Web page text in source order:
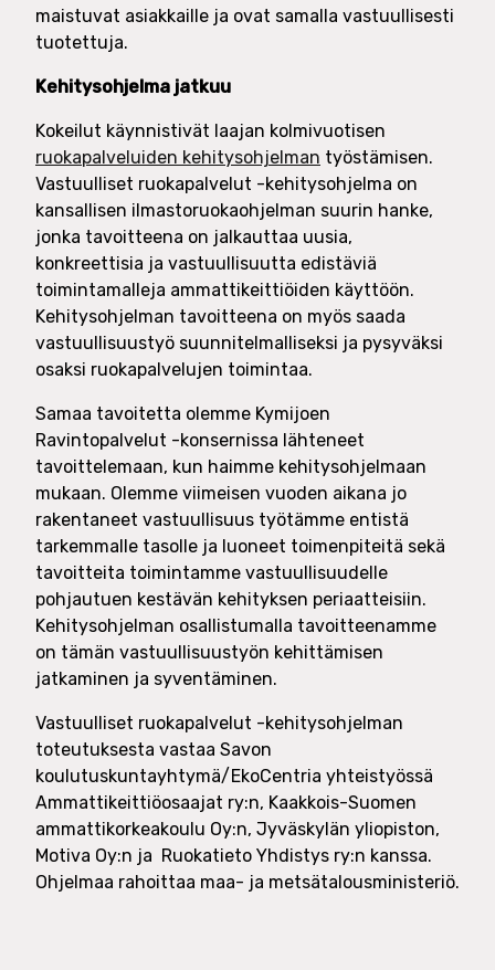
maistuvat asiakkaille ja ovat samalla vastuullisesti
tuotettuja.
Kehitysohjelma jatkuu
Kokeilut käynnistivät laajan kolmivuotisen
ruokapalveluiden kehitysohjelman työstämisen.
Vastuulliset ruokapalvelut -kehitysohjelma on
kansallisen ilmastoruokaohjelman suurin hanke,
jonka tavoitteena on jalkauttaa uusia,
konkreettisia ja vastuullisuutta edistäviä
toimintamalleja ammattikeittiöiden käyttöön.
Kehitysohjelman tavoitteena on myös saada
vastuullisuustyö suunnitelmalliseksi ja pysyväksi
osaksi ruokapalvelujen toimintaa.
Samaa tavoitetta olemme Kymijoen
Ravintopalvelut -konsernissa lähteneet
tavoittelemaan, kun haimme kehitysohjelmaan
mukaan. Olemme viimeisen vuoden aikana jo
rakentaneet vastuullisuus työtämme entistä
tarkemmalle tasolle ja luoneet toimenpiteitä sekä
tavoitteita toimintamme vastuullisuudelle
pohjautuen kestävän kehityksen periaatteisiin.
Kehitysohjelman osallistumalla tavoitteenamme
on tämän vastuullisuustyön kehittämisen
jatkaminen ja syventäminen.
Vastuulliset ruokapalvelut -kehitysohjelman
toteutuksesta vastaa Savon
koulutuskuntayhtymä/EkoCentria yhteistyössä
Ammattikeittiöosaajat ry:n, Kaakkois-Suomen
ammattikorkeakoulu Oy:n, Jyväskylän yliopiston,
Motiva Oy:n ja Ruokatieto Yhdistys ry:n kanssa.
Ohjelmaa rahoittaa maa- ja metsätalousministeriö.